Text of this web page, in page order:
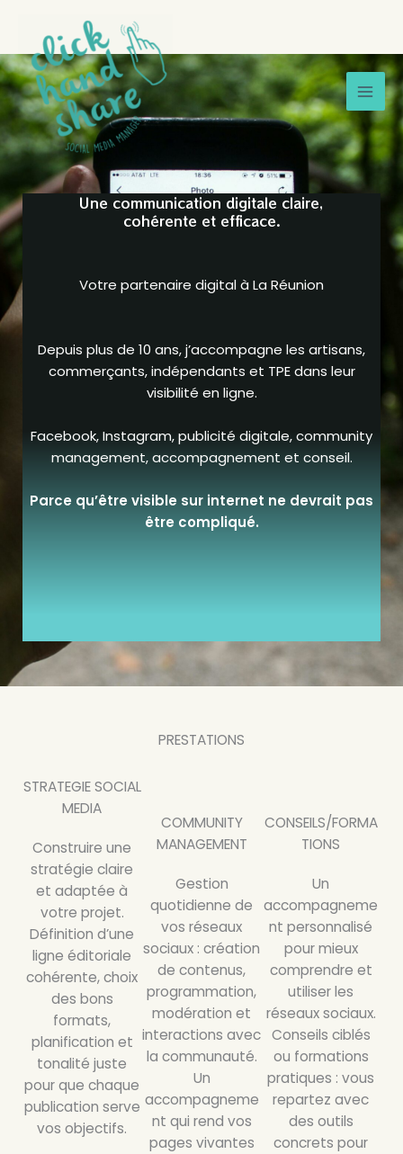
contenu
Une communication digitale claire,
cohérente et efficace.
Votre partenaire digital à La Réunion
Depuis plus de 10 ans, j’accompagne les artisans,
commerçants, indépendants et TPE dans leur
visibilité en ligne.
Facebook, Instagram, publicité digitale, community
management, accompagnement et conseil.
Parce qu’être visible sur internet ne devrait pas
être compliqué.
PRESTATIONS
STRATEGIE SOCIAL
MEDIA
Construire une
stratégie claire
et adaptée à
votre projet.
Définition d’une
ligne éditoriale
cohérente, choix
des bons
formats,
planification et
tonalité juste
pour que chaque
publication serve
vos objectifs.
COMMUNITY
MANAGEMENT
Gestion
quotidienne de
vos réseaux
sociaux : création
de contenus,
programmation,
modération et
interactions avec
la communauté.
Un
accompagneme
nt qui rend vos
pages vivantes
CONSEILS/FORMA
TIONS
Un
accompagneme
nt personnalisé
pour mieux
comprendre et
utiliser les
réseaux sociaux.
Conseils ciblés
ou formations
pratiques : vous
repartez avec
des outils
concrets pour